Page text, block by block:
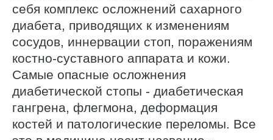
себя комплекс осложнений сахарного
диабета, приводящих к изменениям
сосудов, иннервации стоп, поражениям
костно-суставного аппарата и кожи.
Самые опасные осложнения
диабетической стопы - диабетическая
гангрена, флегмона, деформация
костей и патологические переломы. Все